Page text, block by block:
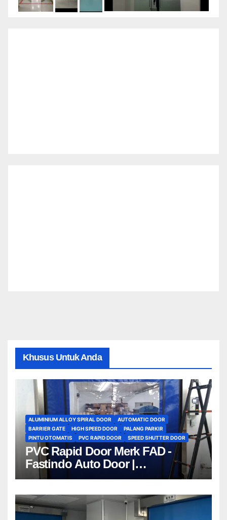
Khusus Untuk Anda
ALUMINIUM ALLOY SPIRAL DOOR
AUTOMATIC DOOR
BARRIER GATE
HIGH SPEED DOOR
PALANG PARKIR
PINTU OTOMATIS
PVC RAPID DOOR SPEED SHUTTER DOOR
PVC Rapid Door Merk FAD -
Fastindo Auto Door |
081212801672